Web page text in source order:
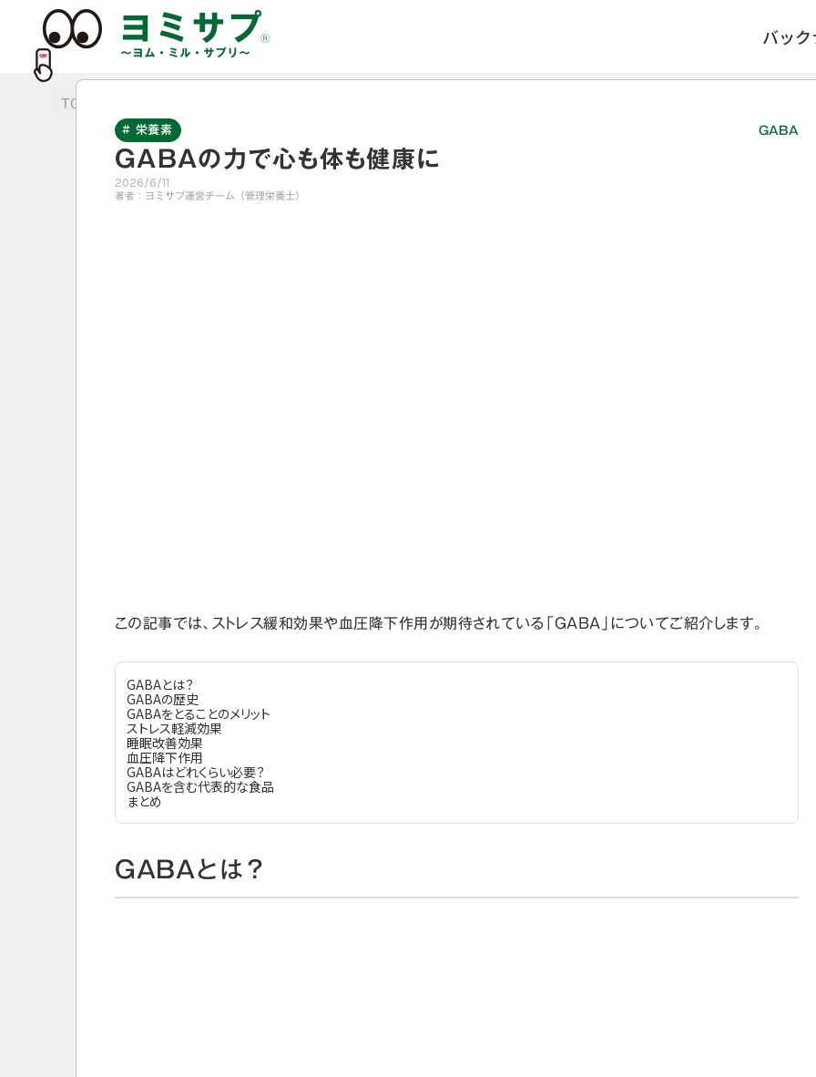
バッ
TOP
# 栄養素 GABA
GABAの力で心も体も健康に
2026/6/11
著者： ヨミサプ運営チーム（管理栄養士）
この記事では、ストレス緩和効果や血圧降下作用が期待されている「GABA」についてご紹介します。
GABAとは？
GABAの歴史
GABAをとることのメリット
ストレス軽減効果
睡眠改善効果
血圧降下作用
GABAはどれくらい必要？
GABAを含む代表的な食品
まとめ
GABAとは？